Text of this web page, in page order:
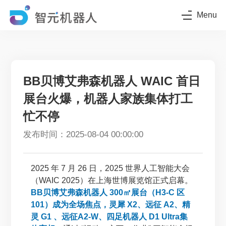
Menu
BB贝博艾弗森机器人 WAIC 首日
展台火爆，机器人家族集体打工
忙不停
发布时间：2025-08-04 00:00:00
2025 年 7 月 26 日，2025 世界人工智能大会
（WAIC 2025）在上海世博展览馆正式启幕。
BB贝博艾弗森机器人 300㎡展台（H3-C 区
101）成为全场焦点，灵犀 X2、远征 A2、精
灵 G1 、远征A2-W、四足机器人 D1 Ultra集